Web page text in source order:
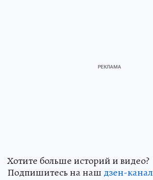
Хотите больше историй и видео?
Подпишитесь на наш дзен-канал